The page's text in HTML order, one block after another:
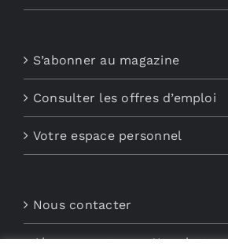
S’abonner au magazine
Consulter les offres d’emploi
Votre espace personnel
Nous contacter
Abonnements aux Newsletters